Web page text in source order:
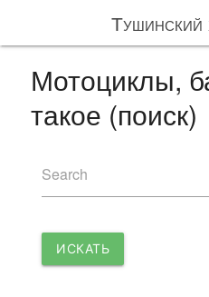
Тушинский
Мотоциклы,
такое (поиск)
Search
ИСКАТЬ